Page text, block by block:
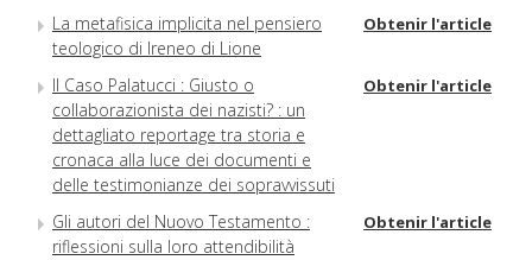
La metafisica implicita nel pensiero
teologico di Ireneo di Lione
Obtenir l'article
Il Caso Palatucci : Giusto o
collaborazionista dei nazisti? : un
dettagliato reportage tra storia e
cronaca alla luce dei documenti e
delle testimonianze dei sopravvissuti
Obtenir l'article
Gli autori del Nuovo Testamento :
riflessioni sulla loro attendibilità
Obtenir l'article